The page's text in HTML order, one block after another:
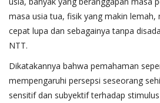
masa usia tua, fisik yang makin lemah,
cepat lupa dan sebagainya tanpa
NTT.
Dikatakannya bahwa pemahaman
mempengaruhi persepsi seseorang
sensitif dan subyektif terhadap